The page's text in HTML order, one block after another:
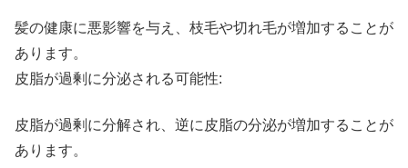
髪の健康に悪影響を与え、枝毛や切れ毛が増加することが
あります。
皮脂が過剰に分泌される可能性:
皮脂が過剰に分解され、逆に皮脂の分泌が増加することが
あります。